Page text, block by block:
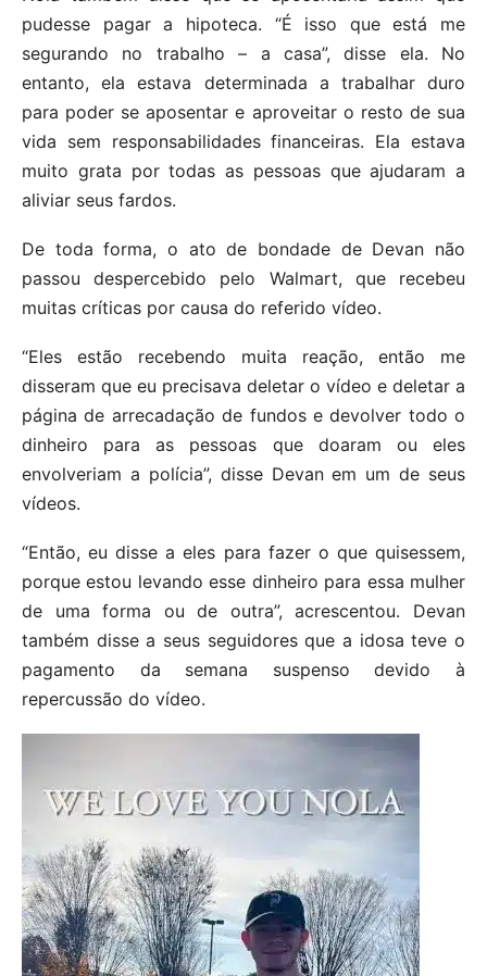
pudesse pagar a hipoteca. “É isso que está me
segurando no trabalho – a casa”, disse ela. No
entanto, ela estava determinada a trabalhar duro
para poder se aposentar e aproveitar o resto de sua
vida sem responsabilidades financeiras. Ela estava
muito grata por todas as pessoas que ajudaram a
aliviar seus fardos.
De toda forma, o ato de bondade de Devan não
passou despercebido pelo Walmart, que recebeu
muitas críticas por causa do referido vídeo.
“Eles estão recebendo muita reação, então me
disseram que eu precisava deletar o vídeo e deletar a
página de arrecadação de fundos e devolver todo o
dinheiro para as pessoas que doaram ou eles
envolveriam a polícia”, disse Devan em um de seus
vídeos.
“Então, eu disse a eles para fazer o que quisessem,
porque estou levando esse dinheiro para essa mulher
de uma forma ou de outra”, acrescentou. Devan
também disse a seus seguidores que a idosa teve o
pagamento da semana suspenso devido à
repercussão do vídeo.